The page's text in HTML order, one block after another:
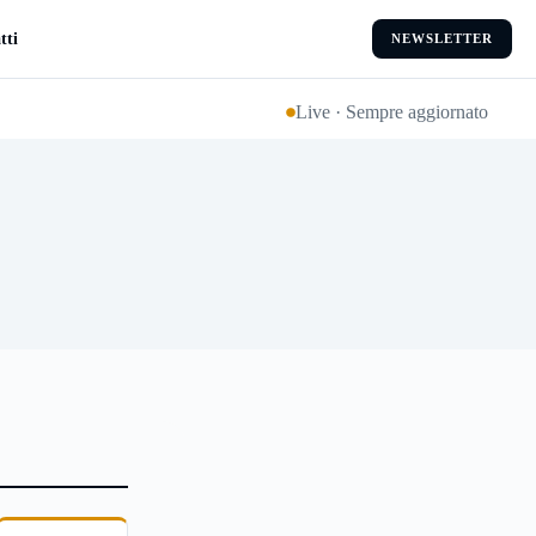
NEWSLETTER
Live · Sempre aggiornato